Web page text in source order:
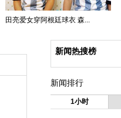
田亮爱女穿阿根廷球衣 森...
新闻热搜榜
新闻排行
1小时